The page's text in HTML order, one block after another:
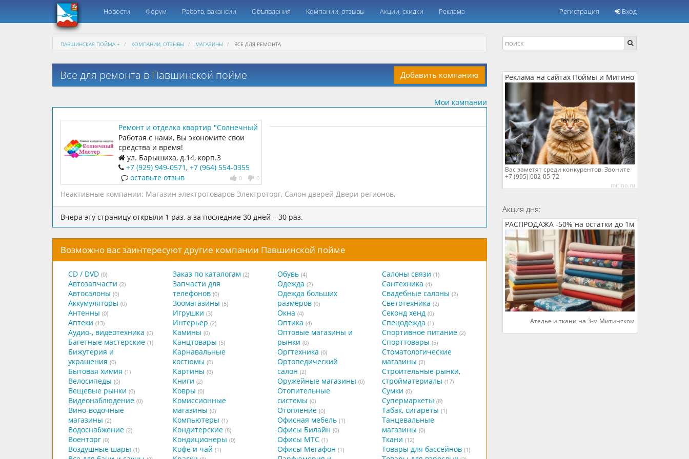
Регистрация Вход
Новости Форум Работа, вакансии Объявления Компании, отзывы Акции, скидки Реклама
ПАВШИНСКАЯ ПОЙМА + КОМПАНИИ, ОТЗЫВЫ МАГАЗИНЫ ВСЕ ДЛЯ РЕМОНТА
Все для ремонта в Павшинской пойме Добавить компанию
Мои компании
Ремонт и отделка квартир "Солнечный
мастер"
Работая с нами, Вы экономите свои
средства и время!
ул. Барышиха, д.14, корп.3
+7 (929) 949-0571, +7 (964) 554-0355
0 0
оставьте отзыв
Неактивные компании: Магазин электротоваров Электроторг, Салон дверей Двери регионов,
Вчера эту страницу открыли 1 раз, а за последние 30 дней – 30 раз.
Возможно вас заинтересуют другие компании Павшинской пойме
CD / DVD (0)
Автозапчасти (2)
Автосалоны (0)
Аккумуляторы (0)
Антенны (0)
Аптеки (13)
Аудио-, видеотехника (0)
Багетные мастерские (1)
Бижутерия и
украшения (0)
Бытовая химия (1)
Велосипеды (0)
Вещевые рынки (0)
Видеонаблюдение (0)
Вино-водочные
магазины (2)
Водоснабжение (2)
Военторг (0)
Воздушные шары (1)
Заказ по каталогам (2)
Запчасти для
телефонов (0)
Зоомагазины (5)
Игрушки (3)
Интерьер (2)
Камины (0)
Канцтовары (5)
Карнавальные
костюмы (0)
Картины (0)
Книги (2)
Ковры (0)
Комиссионные
магазины (0)
Компьютеры (1)
Кондитерские (8)
Кондиционеры (0)
Кофе и чай (1)
Обувь (4)
Одежда (2)
Одежда больших
размеров (0)
Окна (4)
Оптика (4)
Оптовые магазины и
рынки (0)
Оргтехника (0)
Ортопедический
салон (2)
Оружейные магазины (0)
Отопительные
системы (0)
Отопление (0)
Офисная мебель (1)
Офисы Билайн (0)
Офисы МТС (1)
Офисы Мегафон (1)
Салоны связи (1)
Сантехника (4)
Свадебные салоны (2)
Светотехника (2)
Секонд хенд (0)
Спецодежда (1)
Спортивное питание (2)
Спорттовары (5)
Стоматологические
магазины (2)
Строительные рынки,
стройматериалы (17)
Сумки (0)
Супермаркеты (8)
Табак, сигареты (1)
Танцевальные
магазины (0)
Ткани (12)
Товары для бассейнов (1)
Реклама на сайтах Поймы и Митино
Вас заметят среди конкурентов. Звоните
+7 (995) 002-05-72
mitino.ru
Акция дня:
РАСПРОДАЖА -50% на остатки до 1м
Ателье и ткани на 3-м Митинском